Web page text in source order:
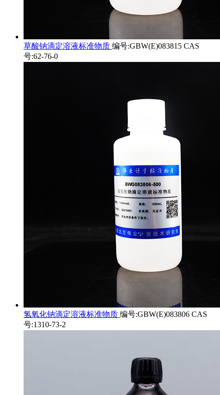
草酸钠滴定溶液标准物质 编号:GBW(E)083815 CAS
号:62-76-0
氢氧化钠滴定溶液标准物质 编号:GBW(E)083806 CAS
号:1310-73-2